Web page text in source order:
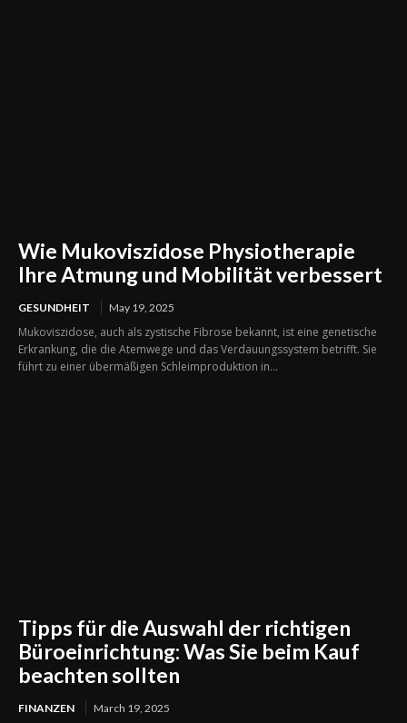
Wie Mukoviszidose Physiotherapie
Ihre Atmung und Mobilität verbessert
GESUNDHEIT May 19, 2025
Mukoviszidose, auch als zystische Fibrose bekannt, ist eine genetische
Erkrankung, die die Atemwege und das Verdauungssystem betrifft. Sie
führt zu einer übermäßigen Schleimproduktion in...
Tipps für die Auswahl der richtigen
Büroeinrichtung: Was Sie beim Kauf
beachten sollten
FINANZEN March 19, 2025